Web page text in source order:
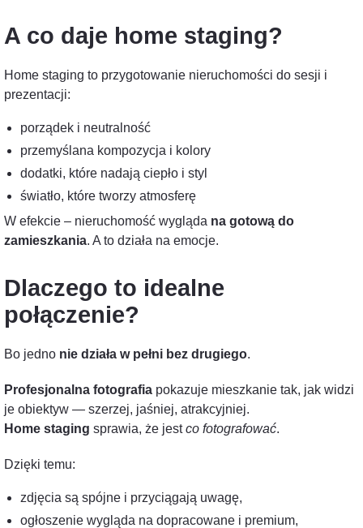
A co daje home staging?
Home staging to przygotowanie nieruchomości do sesji i
prezentacji:
porządek i neutralność
przemyślana kompozycja i kolory
dodatki, które nadają ciepło i styl
światło, które tworzy atmosferę
W efekcie – nieruchomość wygląda na gotową do
zamieszkania. A to działa na emocje.
Dlaczego to idealne
połączenie?
Bo jedno nie działa w pełni bez drugiego.
Profesjonalna fotografia pokazuje mieszkanie tak, jak widzi
je obiektyw — szerzej, jaśniej, atrakcyjniej.
Home staging sprawia, że jestco fotografować.
Dzięki temu:
zdjęcia są spójne i przyciągają uwagę,
ogłoszenie wygląda na dopracowane i premium,